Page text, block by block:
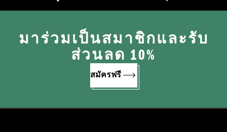
มาร่วมเป็นสมาชิกและรับ
ส่วนลด 10%
สมัครฟรี